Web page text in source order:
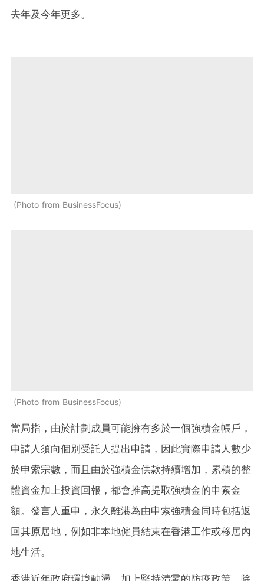
去年及今年更多。
Photo from BusinessFocus
Photo from BusinessFocus
當局指，由於計劃成員可能擁有多於一個強積金帳戶，
申請人須向個別受託人提出申請，因此實際申請人數少
於申索宗數，而且由於強積金供款持續增加，累積的整
體資金加上投資回報，都會推高提取強積金的申索金
額。發言人重申，永久離港為由申索強積金同時包括返
回其原居地，例如非本地僱員結束在香港工作或移居內
地生活。